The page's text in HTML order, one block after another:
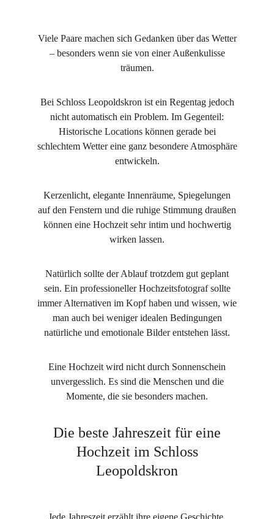
Viele Paare machen sich Gedanken über das Wetter
– besonders wenn sie von einer Außenkulisse
träumen.
Bei Schloss Leopoldskron ist ein Regentag jedoch
nicht automatisch ein Problem. Im Gegenteil:
Historische Locations können gerade bei
schlechtem Wetter eine ganz besondere Atmosphäre
entwickeln.
Kerzenlicht, elegante Innenräume, Spiegelungen
auf den Fenstern und die ruhige Stimmung draußen
können eine Hochzeit sehr intim und hochwertig
wirken lassen.
Natürlich sollte der Ablauf trotzdem gut geplant
sein. Ein professioneller Hochzeitsfotograf sollte
immer Alternativen im Kopf haben und wissen, wie
man auch bei weniger idealen Bedingungen
natürliche und emotionale Bilder entstehen lässt.
Eine Hochzeit wird nicht durch Sonnenschein
unvergesslich. Es sind die Menschen und die
Momente, die sie besonders machen.
Die beste Jahreszeit für eine
Hochzeit im Schloss
Leopoldskron
Jede Jahreszeit erzählt ihre eigene Geschichte.